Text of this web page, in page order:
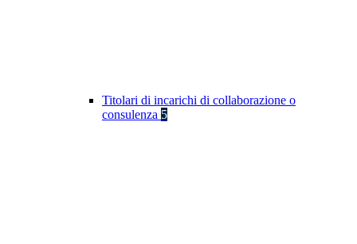
Titolari di incarichi di collaborazione o
consulenza 5